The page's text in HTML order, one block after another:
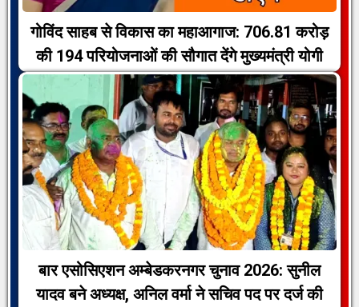
गोविंद साहब से विकास का महाआगाज: 706.81 करोड़
की 194 परियोजनाओं की सौगात देंगे मुख्यमंत्री योगी
बार एसोसिएशन अम्बेडकरनगर चुनाव 2026: सुनील
यादव बने अध्यक्ष, अनिल वर्मा ने सचिव पद पर दर्ज की